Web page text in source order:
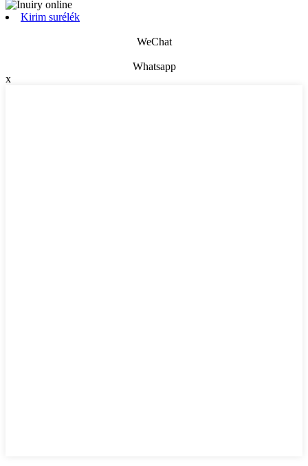
Kirim surélék
WeChat
Whatsapp
x